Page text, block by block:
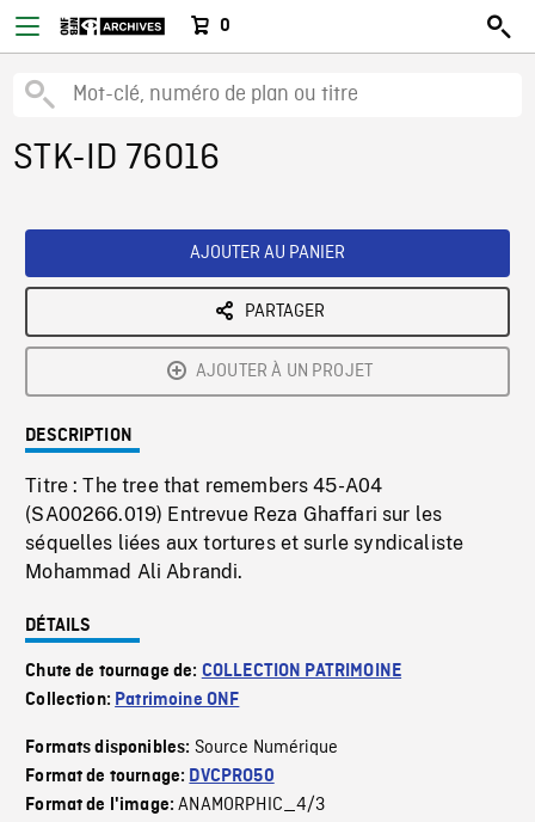
0
STK-ID 76016
AJOUTER AU PANIER
PARTAGER
AJOUTER À UN PROJET
DESCRIPTION
Titre : The tree that remembers 45-A04
(SA00266.019) Entrevue Reza Ghaffari sur les
séquelles liées aux tortures et surle syndicaliste
Mohammad Ali Abrandi.
DÉTAILS
Chute de tournage de: COLLECTION PATRIMOINE
Collection: Patrimoine ONF
Formats disponibles: Source Numérique
Format de tournage: DVCPRO50
Format de l'image:ANAMORPHIC_4/3